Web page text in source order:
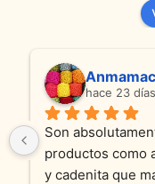
hace 23 días
Son
productos como
y cadenita que